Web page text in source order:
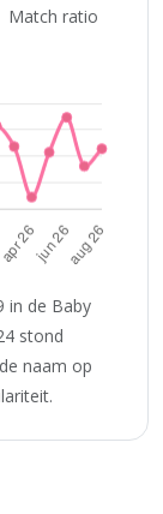
Match ratio
in de Baby
stond
naam op